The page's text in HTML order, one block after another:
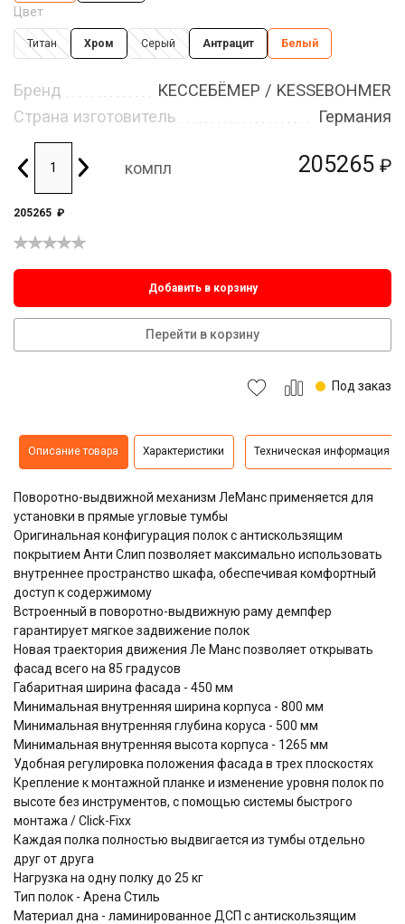
205265 ₽
Цвет
Титан Хром Серый Антрацит Белый
Бренд
КЕССЕБЁМЕР / KESSEBOHMER
Страна изготовитель
Германия
компл
205265 ₽
Добавить в корзину
Перейти в корзину
Под заказ
Описание товара Характеристики Техническая информация
Поворотно-выдвижной механизм ЛеМанс применяется для
установки в прямые угловые тумбы
Оригинальная конфигурация полок с антискользящим
покрытием Анти Слип позволяет максимально использовать
внутреннее пространство шкафа, обеспечивая комфортный
доступ к содержимому
Встроенный в поворотно-выдвижную раму демпфер
гарантирует мягкое задвижение полок
Новая траектория движения Ле Манс позволяет открывать
фасад всего на 85 градусов
Габаритная ширина фасада - 450 мм
Минимальная внутренняя ширина корпуса - 800 мм
Минимальная внутренняя глубина коруса - 500 мм
Минимальная внутренняя высота корпуса - 1265 мм
Удобная регулировка положения фасада в трех плоскостях
Крепление к монтажной планке и изменение уровня полок по
высоте без инструментов, с помощью системы быстрого
монтажа / Click-Fixx
Каждая полка полностью выдвигается из тумбы отдельно
друг от друга
Нагрузка на одну полку до 25 кг
Тип полок - Арена Стиль
Материал дна - ламинированное ДСП с антискользящим